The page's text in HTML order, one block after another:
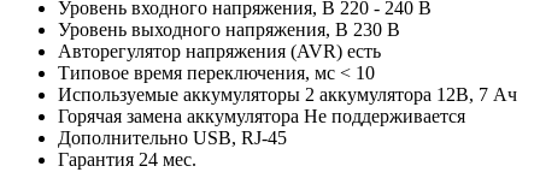
Уровень входного напряжения, В 220 - 240 В
Уровень выходного напряжения, В 230 В
Авторегулятор напряжения (AVR) есть
Типовое время переключения, мс < 10
Используемые аккумуляторы 2 аккумулятора 12В, 7 Ач
Горячая замена аккумулятора Не поддерживается
Дополнительно USB, RJ-45
Гарантия 24 мес.